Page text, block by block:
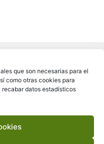
que son necesarias para el
como otras cookies para
datos estadísticos
FICARA®